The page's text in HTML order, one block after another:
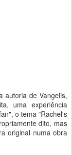
autoria de Vangelis,
uma experiência
o tema "Rachel's
dito, mas
original numa obra